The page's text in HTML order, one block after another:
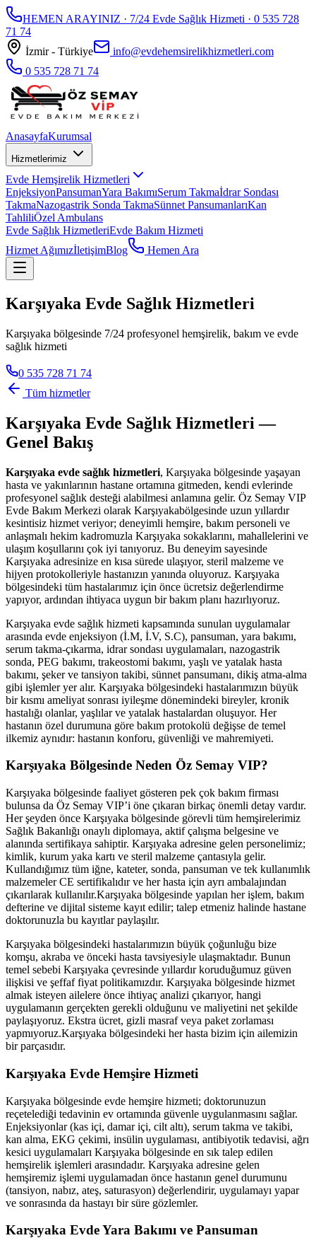
HEMEN ARAYINIZ · 7/24 Evde Sağlık Hizmeti · 0 535 728
71 74
İzmir - Türkiye
info@evdehemsirelikhizmetleri.com
0 535 728 71 74
AnasayfaKurumsal
Hizmetlerimiz
Evde Hemşirelik Hizmetleri
EnjeksiyonPansumanYara BakımıSerum Takmaİdrar Sondası
TakmaNazogastrik Sonda TakmaSünnet PansumanlarıKan
TahliliÖzel Ambulans
Evde Sağlık HizmetleriEvde Bakım Hizmeti
Hizmet AğımızİletişimBlog Hemen Ara
Karşıyaka Evde Sağlık Hizmetleri
Karşıyaka bölgesinde 7/24 profesyonel hemşirelik, bakım ve evde
sağlık hizmeti
0 535 728 71 74
Tüm hizmetler
Karşıyaka Evde Sağlık Hizmetleri —
Genel Bakış
Karşıyaka evde sağlık hizmetleri, Karşıyaka bölgesinde yaşayan
hasta ve yakınlarının hastane ortamına gitmeden, kendi evlerinde
profesyonel sağlık desteği alabilmesi anlamına gelir. Öz Semay VIP
Evde Bakım Merkezi olarak Karşıyakabölgesinde uzun yıllardır
kesintisiz hizmet veriyor; deneyimli hemşire, bakım personeli ve
anlaşmalı hekim kadromuzla Karşıyaka sokaklarını, mahallelerini ve
ulaşım koşullarını çok iyi tanıyoruz. Bu deneyim sayesinde
Karşıyaka adresinize en kısa sürede ulaşıyor, steril malzeme ve
hijyen protokolleriyle hastanızın yanında oluyoruz. Karşıyaka
bölgesindeki tüm hastalarımız için önce ücretsiz değerlendirme
yapıyor, ardından ihtiyaca uygun bir bakım planı hazırlıyoruz.
Karşıyaka evde sağlık hizmeti kapsamında sunulan uygulamalar
arasında evde enjeksiyon (İ.M, İ.V, S.C), pansuman, yara bakımı,
serum takma-çıkarma, idrar sondası uygulamaları, nazogastrik
sonda, PEG bakımı, trakeostomi bakımı, yaşlı ve yatalak hasta
bakımı, şeker ve tansiyon takibi, sünnet pansumanı, dikiş atma-alma
gibi işlemler yer alır. Karşıyaka bölgesindeki hastalarımızın büyük
bir kısmı ameliyat sonrası iyileşme dönemindeki bireyler, kronik
hastalığı olanlar, yaşlılar ve yatalak hastalardan oluşuyor. Her
hastanın özel durumuna göre bakım protokolü değişse de temel
ilkemiz aynıdır: hastanın konforu, güvenliği ve mahremiyeti.
Karşıyaka Bölgesinde Neden Öz Semay VIP?
Karşıyaka bölgesinde faaliyet gösteren pek çok bakım firması
bulunsa da Öz Semay VIP’i öne çıkaran birkaç önemli detay vardır.
Her şeyden önce Karşıyaka bölgesinde görevli tüm hemşirelerimiz
Sağlık Bakanlığı onaylı diplomaya, aktif çalışma belgesine ve
alanında sertifikaya sahiptir. Karşıyaka adresine gelen personelimiz;
kimlik, kurum yaka kartı ve steril malzeme çantasıyla gelir.
Kullandığımız tüm iğne, kateter, sonda, pansuman ve tek kullanımlık
malzemeler CE sertifikalıdır ve her hasta için ayrı ambalajından
çıkarılarak kullanılır.Karşıyaka bölgesinde yapılan her işlem, bakım
defterine ve dijital sisteme kayıt edilir; talep etmeniz halinde hastane
doktorunuzla bu kayıtlar paylaşılır.
Karşıyaka bölgesindeki hastalarımızın büyük çoğunluğu bize
komşu, akraba ve önceki hasta tavsiyesiyle ulaşmaktadır. Bunun
temel sebebi Karşıyaka çevresinde yıllardır koruduğumuz güven
ilişkisi ve şeffaf fiyat politikamızdır. Karşıyaka bölgesinde hizmet
almak isteyen ailelere önce ihtiyaç analizi çıkarıyor, hangi
uygulamanın gerçekten gerekli olduğunu ve maliyetini net şekilde
paylaşıyoruz. Ekstra ücret, gizli masraf veya paket zorlaması
yapmıyoruz.Karşıyaka bölgesindeki her hasta bizim için ailemizin
bir parçasıdır.
Karşıyaka Evde Hemşire Hizmeti
Karşıyaka bölgesinde evde hemşire hizmeti; doktorunuzun
reçetelediği tedavinin ev ortamında güvenle uygulanmasını sağlar.
Enjeksiyonlar (kas içi, damar içi, cilt altı), serum takma ve takibi,
kan alma, EKG çekimi, insülin uygulaması, antibiyotik tedavisi, ağrı
kesici uygulamaları Karşıyaka bölgesinde en sık talep edilen
hemşirelik işlemleri arasındadır. Karşıyaka adresine gelen
hemşiremiz işlemi uygulamadan önce hastanın genel durumunu
(tansiyon, nabız, ateş, saturasyon) değerlendirir, uygulamayı yapar
ve sonrasında da hastayı bir süre gözlemler.
Karşıyaka Evde Yara Bakımı ve Pansuman